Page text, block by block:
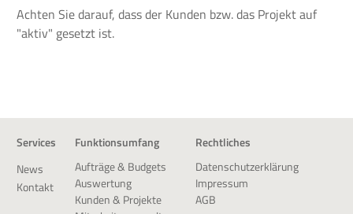
Achten Sie darauf, dass der Kunden bzw. das Projekt auf
"aktiv" gesetzt ist.
Services
News
Kontakt
Funktionsumfang
Aufträge & Budgets
Auswertung
Kunden & Projekte
Rechtliches
Datenschutzerklärung
Impressum
AGB